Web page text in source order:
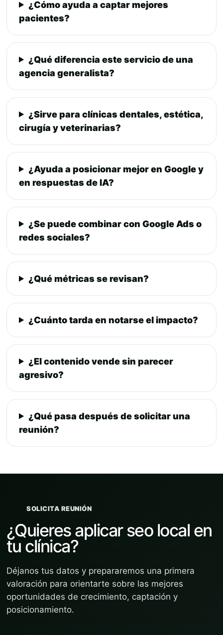
¿Cómo ayuda a captar mejores
pacientes?
¿Qué diferencia este servicio de una
agencia generalista?
¿Sirve para clínicas dentales, estética,
cirugía y veterinarias?
¿Ayuda a posicionar mejor en Google y
en respuestas de IA?
¿Se puede combinar con Google Ads o
redes sociales?
¿Qué métricas se revisan?
¿Cuánto tarda en notarse el impacto?
¿El contenido vende sin parecer
agresivo?
¿Qué pasa después de solicitar una
reunión?
SOLICITA REUNIÓN
¿Quieres aplicar seo local en
tu clínica?
Déjanos tus datos y prepararemos una primera
valoración para orientarte sobre las mejores
oportunidades de crecimiento, captación y
posicionamiento.